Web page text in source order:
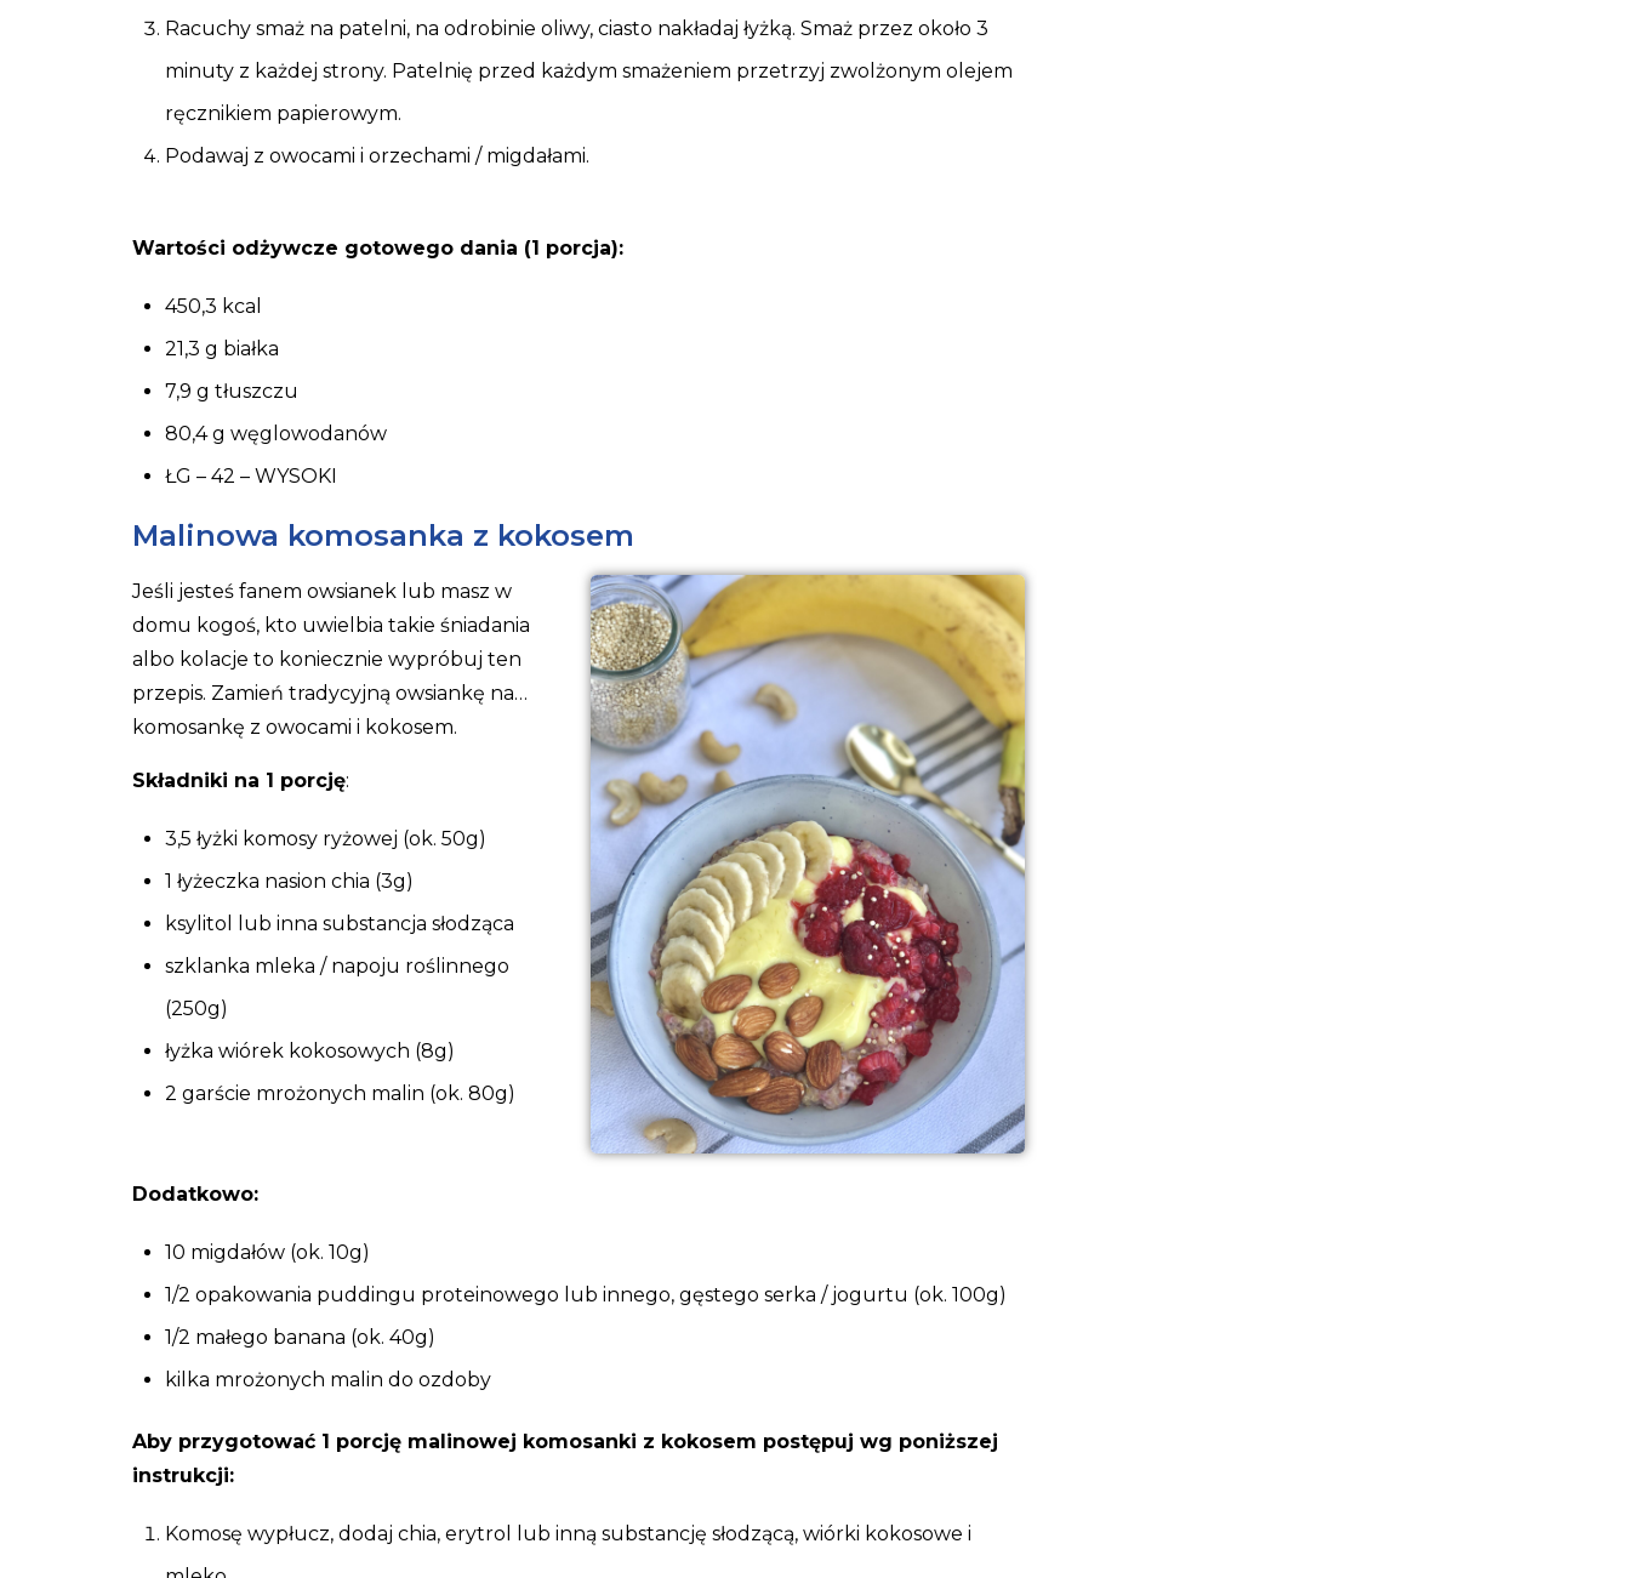
Racuchy smaż na patelni, na odrobinie oliwy, ciasto nakładaj łyżką. Smaż przez około 3
minuty z każdej strony. Patelnię przed każdym smażeniem przetrzyj zwolżonym olejem
ręcznikiem papierowym.
Podawaj z owocami i orzechami / migdałami.
Wartości odżywcze gotowego dania (1 porcja):
450,3 kcal
21,3 g białka
7,9 g tłuszczu
80,4 g węglowodanów
ŁG – 42 – WYSOKI
Malinowa komosanka z kokosem
Jeśli jesteś fanem owsianek lub masz w
domu kogoś, kto uwielbia takie śniadania
albo kolacje to koniecznie wypróbuj ten
przepis. Zamień tradycyjną owsiankę na…
komosankę z owocami i kokosem.
Składniki na 1 porcję:
3,5 łyżki komosy ryżowej (ok. 50g)
1 łyżeczka nasion chia (3g)
ksylitol lub inna substancja słodząca
szklanka mleka / napoju roślinnego
(250g)
łyżka wiórek kokosowych (8g)
2 garście mrożonych malin (ok. 80g)
Dodatkowo:
10 migdałów (ok. 10g)
1/2 opakowania puddingu proteinowego lub innego, gęstego serka / jogurtu (ok. 100g)
1/2 małego banana (ok. 40g)
kilka mrożonych malin do ozdoby
Aby przygotować 1 porcję malinowej komosanki z kokosem postępuj wg poniższej
instrukcji:
Komosę wypłucz, dodaj chia, erytrol lub inną substancję słodzącą, wiórki kokosowe i